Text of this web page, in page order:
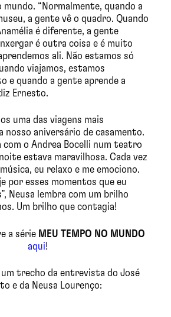
mundo. “Normalmente, quando a
a gente vê o quadro. Quando
é diferente, a gente
é outra coisa e é muito
ali. Não estamos só
viajamos, estamos
e quando a gente aprende a
Ernesto.
uma das viagens mais
nosso aniversário de casamento.
com o Andrea Bocelli num teatro
estava maravilhosa. Cada vez
eu relaxo e me emociono.
por esses momentos que eu
Neusa lembra com um brilho
Um brilho que contagia!
a sérieMEU TEMPO NO MUNDO
aqui!
um trecho da entrevista do José
e da Neusa Lourenço: